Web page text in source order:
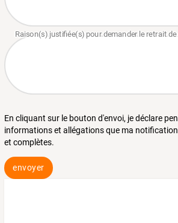
En cliquant sur le bouton d'envoi, je déclare
informations et allégations que ma
et complètes.
envoyer